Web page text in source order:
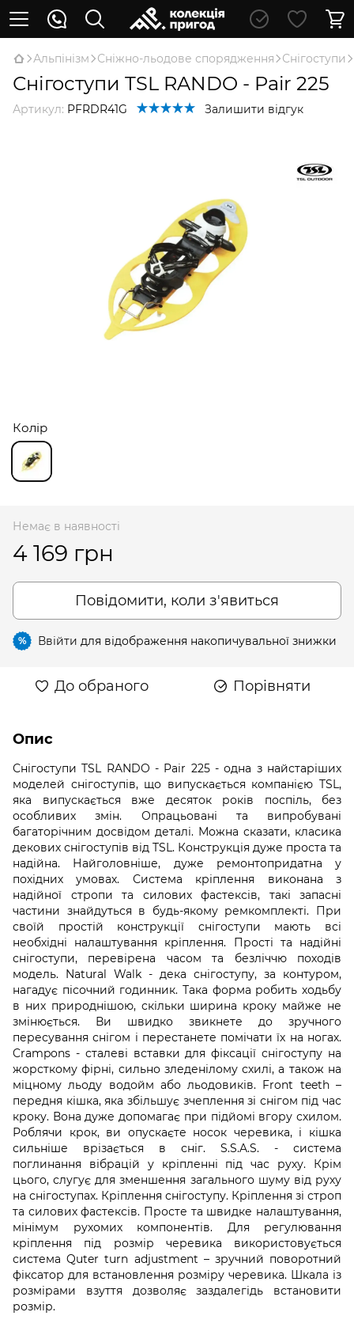
Альпінізм Сніжно-льодове спорядження Снігоступи
Снігоступи TSL RANDO - Pair 225
Артикул: PFRDR41G Залишити відгук
Колір
Немає в наявності
4 169 грн
Повідомити, коли з'явиться
% Ввійти для відображення накопичувальної знижки
До обраного Порівняти
Опис
Снігоступи TSL RANDO - Pair 225 - одна з найстаріших
моделей снігоступів, що випускається компанією TSL,
яка випускається вже десяток років поспіль, без
особливих змін. Опрацьовані та випробувані
багаторічним досвідом деталі. Можна сказати, класика
декових снігоступів від TSL. Конструкція дуже проста та
надійна. Найголовніше, дуже ремонтопридатна у
похідних умовах. Система кріплення виконана з
надійної стропи та силових фастексів, такі запасні
частини знайдуться в будь-якому ремкомплекті. При
своїй простій конструкції снігоступи мають всі
необхідні налаштування кріплення. Прості та надійні
снігоступи, перевірена часом та безліччю походів
модель. Natural Walk - дека снігоступу, за контуром,
нагадує пісочний годинник. Така форма робить ходьбу
в них природнішою, скільки ширина кроку майже не
змінюється. Ви швидко звикнете до зручного
пересування снігом і перестанете помічати їх на ногах.
Crampons - сталеві вставки для фіксації снігоступу на
жорсткому фірні, сильно зледенілому схилі, а також на
міцному льоду водойм або льодовиків. Front teeth –
передня кішка, яка збільшує зчеплення зі снігом під час
кроку. Вона дуже допомагає при підйомі вгору схилом.
Роблячи крок, ви опускаєте носок черевика, і кішка
сильніше врізається в сніг. S.S.A.S. - система
поглинання вібрацій у кріпленні під час руху. Крім
цього, слугує для зменшення загального шуму від руху
на снігоступах. Кріплення снігоступу. Кріплення зі строп
та силових фастексів. Просте та швидке налаштування,
мінімум рухомих компонентів. Для регулювання
кріплення під розмір черевика використовується
система Quter turn adjustment – зручний поворотний
фіксатор для встановлення розміру черевика. Шкала із
розмірами взуття дозволяє заздалегідь встановити
розмір.